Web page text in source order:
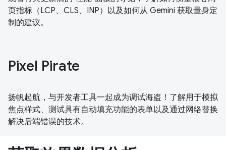
页指标（LCP、CLS、INP）以及如何从 Gemini 获取量身定
制的建议。
Pixel Pirate
扬帆起航，与开发者工具一起成为调试海盗！了解用于模拟
焦点样式、测试具有自动填充功能的表单以及通过网络替换
解决后端错误的技术。